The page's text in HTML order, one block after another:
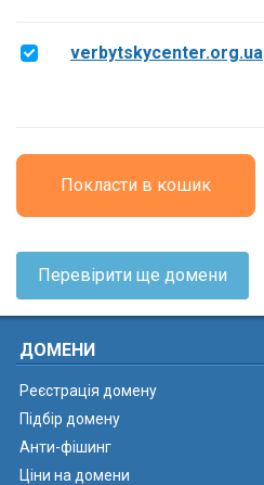
verbytskycenter.org.ua
Покласти в кошик
Перевірити ще домени
ДОМЕНИ
Реєстрація домену
Підбір домену
Анти-фішинг
Ціни на домени